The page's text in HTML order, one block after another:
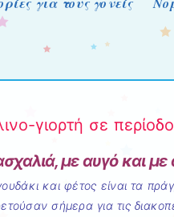
γιορτή σε
με αυγό και με
και φέτος είναι τα
σήμερα για τις